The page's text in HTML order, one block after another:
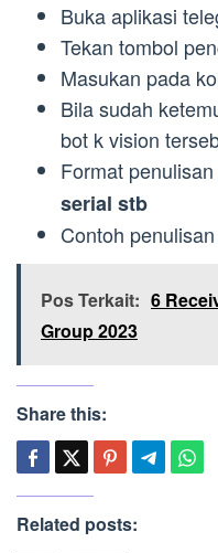
Buka aplikasi
Tekan tombol
Masukan pada
Bila sudah
bot k vision
Format
serial stb
Contoh
Pos Terkait: 6
Group 2023
Share this:
Related posts: